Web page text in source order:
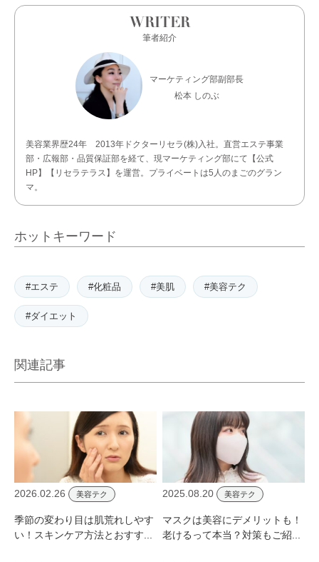
WRITER
筆者紹介
マーケティング部副部長
松本 しのぶ
美容業界歴24年 2013年ドクターリセラ(株)入社。直営エステ事業
部・広報部・品質保証部を経て、現マーケティング部にて【公式
HP】【リセラテラス】を運営。プライベートは5人のまごのグラン
マ。
ホットキーワード
#エステ #化粧品 #美肌 #美容テク
#ダイエット
関連記事
2026.02.26 美容テク
季節の変わり目は肌荒れしやす
い！スキンケア方法とおすす...
2025.08.20 美容テク
マスクは美容にデメリットも！
老けるって本当？対策もご紹...